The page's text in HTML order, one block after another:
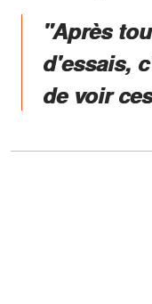
"Après
d'essais,
de voir